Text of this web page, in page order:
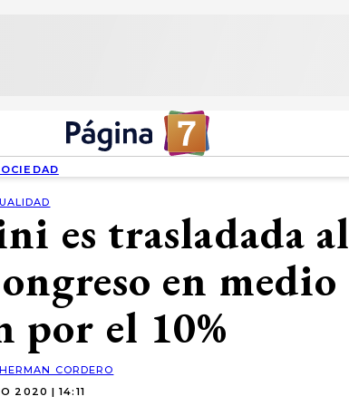
es trasladada al
en medio
por el 10%
HERMAN CORDERO
2020 | 14:11